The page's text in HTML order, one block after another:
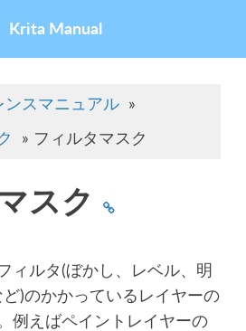
Krita Manual
ンスマニュアル »
» フィルタマスク
スク
ィルタ(ぼかし、レベル、明
)のかかっているレイヤーの
例えばペイントレイヤーの